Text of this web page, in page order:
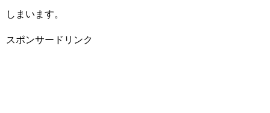
しまいます。
スポンサードリンク